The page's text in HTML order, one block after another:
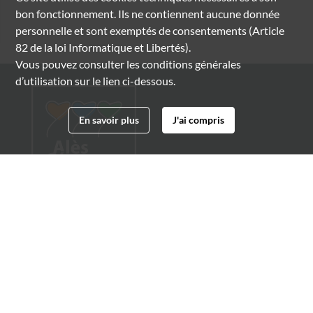
bon fonctionnement. Ils ne contiennent aucune donnée
personnelle et sont exemptés de consentements (Article
82 de la loi Informatique et Libertés).
Vous pouvez consulter les conditions générales
d’utilisation sur le lien ci-dessous.
En savoir plus J'ai compris